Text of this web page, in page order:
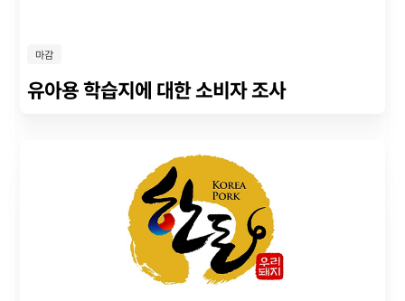
마감
유아용 학습지에 대한 소비자 조사